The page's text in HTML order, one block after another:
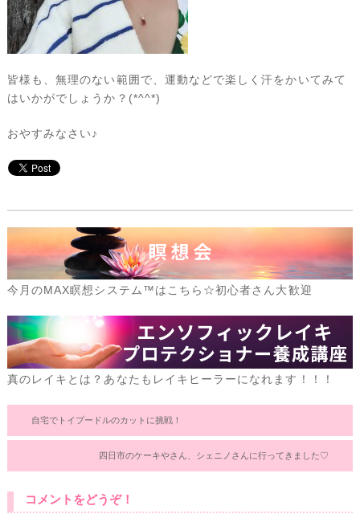
皆様も、無理のない範囲で、運動などで楽しく汗をかいてみて
はいかがでしょうか？(*^^*)
おやすみなさい♪
今月のMAX瞑想システム™はこちら☆初心者さん大歓迎
真のレイキとは？あなたもレイキヒーラーになれます！！！
自宅でトイプードルのカットに挑戦！
四日市のケーキやさん、シェニノさんに行ってきました♡
コメントをどうぞ！